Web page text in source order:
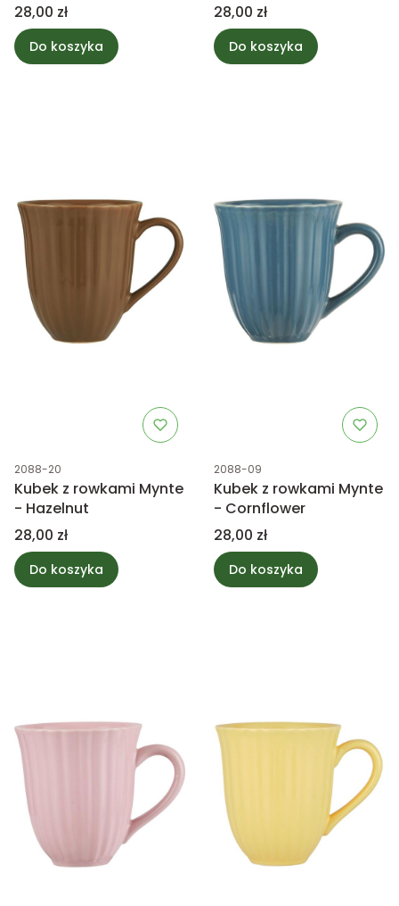
Cena
28,00 zł
Do koszyka
Cena
28,00 zł
Do koszyka
Kod produktu
2088-20
Kubek z rowkami Mynte
- Hazelnut
Cena
28,00 zł
Do koszyka
Kod produktu
2088-09
Kubek z rowkami Mynte
- Cornflower
Cena
28,00 zł
Do koszyka